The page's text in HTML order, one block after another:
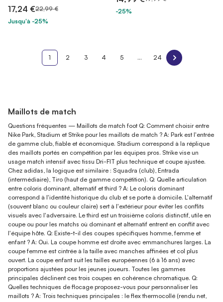
17,24 €22,99 €
Jusqu'à -25%
-25%
1 2 3 4 5 ... 24
Maillots de match
Questions fréquentes — Maillots de match foot Q: Comment choisir entre
Nike Park, Stadium et Strike pour les maillots de match ? A: Park est l'entrée
de gamme club, fiable et économique. Stadium correspond à la réplique
des maillots portés en compétition par les équipes pros. Strike vise un
usage match intensif avec tissu Dri-FIT plus technique et coupe ajustée.
Chez adidas, la logique est similaire : Squadra (club), Entrada
(intermédiaire), Tiro (haut de gamme compétition). Q: Quelle articulation
entre coloris dominant, alternatif et third ? A: Le coloris dominant
correspond à l'identité historique du club et se porte à domicile. L'alternatif
(souvent blanc ou couleur claire) sert à l'extérieur pour éviter les conflits
visuels avec l'adversaire. Le third est un troisième coloris distinctif, utile en
coupe ou pour les matchs où dominant et alternatif entrent en conflit avec
l'équipe hôte. Q: Existe-t-il des coupes spécifiques homme, femme et
enfant ? A: Oui. La coupe homme est droite avec emmanchures larges. La
coupe femme est cintrée à la taille avec manches affinées et col plus
ouvert. La coupe enfant suit les tailles européennes (6 à 16 ans) avec
proportions ajustées pour les jeunes joueurs. Toutes les gammes
principales déclinent ces trois coupes en cohérence chromatique. Q:
Quelles techniques de flocage proposez-vous pour personnaliser les
maillots ? A: Trois techniques principales : le flex thermocollé (rendu net,